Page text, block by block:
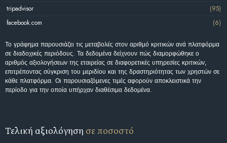
tripadvisor
(95)
facebook.com
(6)
Το γράφημα παρουσιάζει τις μεταβολές στον αριθμό κριτικών ανά πλατφόρμα
σε διαδοχικές περιόδους. Τα δεδομένα δείχνουν πώς διαμορφώθηκε ο
αριθμός αξιολογήσεων της εταιρείας σε διαφορετικές υπηρεσίες κριτικών,
επιτρέποντας σύγκριση του μεριδίου και της δραστηριότητας των χρηστών σε
κάθε πλατφόρμα. Οι παρουσιαζόμενες τιμές αφορούν αποκλειστικά την
περίοδο για την οποία υπήρχαν διαθέσιμα δεδομένα.
Τελική αξιολόγηση σε ποσοστό